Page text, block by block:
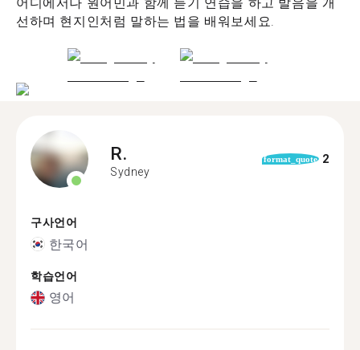
선하며 현지인처럼 말하는 법을 배워보세요.
R.
Sydney
format_quote 2
구사언어
한국어
학습언어
영어